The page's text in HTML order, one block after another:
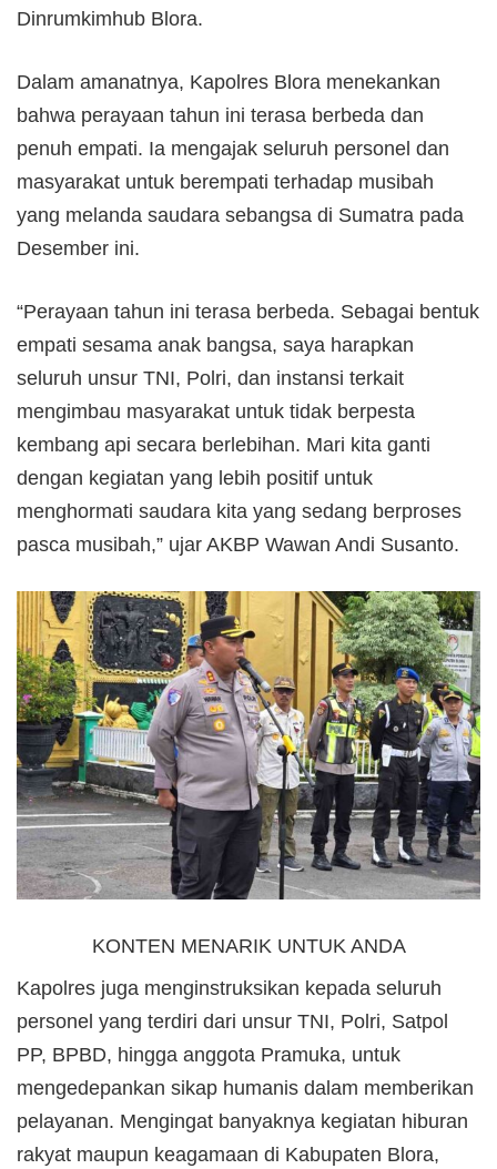
Dinrumkimhub Blora.
Dalam amanatnya, Kapolres Blora menekankan
bahwa perayaan tahun ini terasa berbeda dan
penuh empati. Ia mengajak seluruh personel dan
masyarakat untuk berempati terhadap musibah
yang melanda saudara sebangsa di Sumatra pada
Desember ini.
“Perayaan tahun ini terasa berbeda. Sebagai bentuk
empati sesama anak bangsa, saya harapkan
seluruh unsur TNI, Polri, dan instansi terkait
mengimbau masyarakat untuk tidak berpesta
kembang api secara berlebihan. Mari kita ganti
dengan kegiatan yang lebih positif untuk
menghormati saudara kita yang sedang berproses
pasca musibah,” ujar AKBP Wawan Andi Susanto.
KONTEN MENARIK UNTUK ANDA
Kapolres juga menginstruksikan kepada seluruh
personel yang terdiri dari unsur TNI, Polri, Satpol
PP, BPBD, hingga anggota Pramuka, untuk
mengedepankan sikap humanis dalam memberikan
pelayanan. Mengingat banyaknya kegiatan hiburan
rakyat maupun keagamaan di Kabupaten Blora,